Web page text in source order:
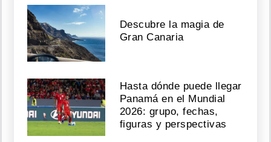
Descubre la magia de
Gran Canaria
Hasta dónde puede llegar
Panamá en el Mundial
2026: grupo, fechas,
figuras y perspectivas